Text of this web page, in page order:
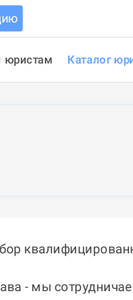
юристам Каталог
- мы